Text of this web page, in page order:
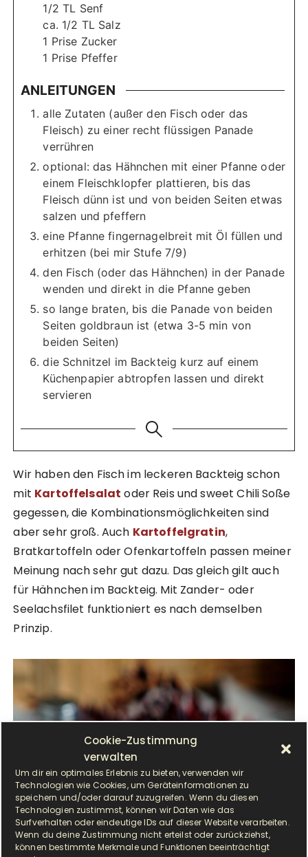
Cookie-Zustimmung
verwalten
Um dir ein optimales Erlebnis zu bieten, verwenden wir
Technologien wie Cookies, um Geräteinformationen zu
speichern und/oder darauf zuzugreifen. Wenn du diesen
Technologien zustimmst, können wir Daten wie das
Surfverhalten oder eindeutige IDs auf dieser Website verarbeiten.
Wenn du deine Zustimmung nicht erteilst oder zurückziehst,
können bestimmte Merkmale und Funktionen beeinträchtigt
1/2 TL Senf
ca. 1/2 TL Salz
1 Prise Zucker
1 Prise Pfeffer
ANLEITUNGEN
alle Zutaten (außer den Fisch oder das
Fleisch) zu einer recht flüssigen Panade
verrühren
optional: das Hähnchen mit einer Pfanne oder
einem Fleischklopfer plattieren, bis das
Fleisch dünn ist und von beiden Seiten etwas
salzen und pfeffern
eine Pfanne fingernagelbreit mit Öl füllen und
erhitzen (bei mir Stufe 7/9)
den Fisch (oder das Hähnchen) in der Panade
wenden und direkt in die Pfanne geben
so lange braten, bis die Panade von beiden
Seiten goldbraun ist (etwa 3-5 min von
beiden Seiten)
die Schnitzel im Backteig kurz auf einem
Küchenpapier abtropfen lassen und direkt
servieren
Wir haben den Fisch im leckeren Backteig schon
mit Kartoffelsalat oder Reis und sweet Chili Soße
gegessen, die Kombinationsmöglichkeiten sind
aber sehr groß. Auch Kartoffelgratin,
Bratkartoffeln oder Ofenkartoffeln passen meiner
Meinung nach sehr gut dazu. Das gleich gilt auch
für Hähnchen im Backteig. Mit Zander- oder
Seelachsfilet funktioniert es nach demselben
Prinzip.